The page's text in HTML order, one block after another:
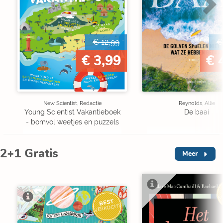
€ 12,99
€ 3,99
New Scientist, Redactie
Young Scientist Vakantieboek
- bomvol weetjes en puzzels
€
€
Reynolds, Allie
De baai
2+1 Gratis Meer
BEST
VERKOCHT